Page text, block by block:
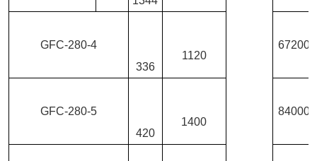
GFC-280-4
336
1120
67200
GFC-280-5
420
1400
84000